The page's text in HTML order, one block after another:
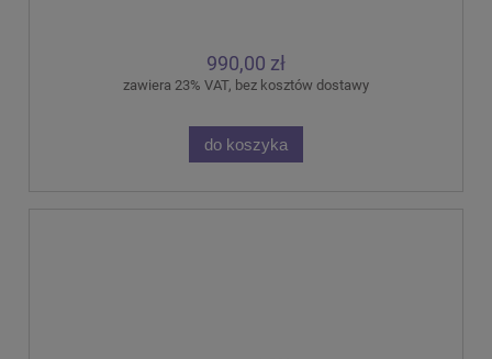
990,00 zł
zawiera 23% VAT, bez kosztów dostawy
do koszyka